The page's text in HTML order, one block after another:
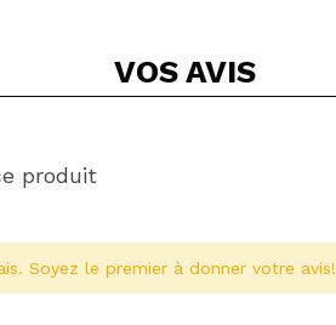
VOS AVIS
produit
Soyez le premier à donner votre avis!